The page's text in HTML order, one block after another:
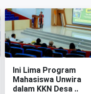
‎Ini Lima Program
Mahasiswa Unwira
dalam KKN Desa ..